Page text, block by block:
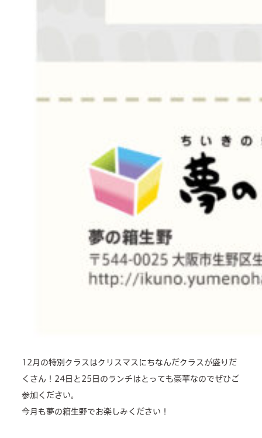
12月の特別クラスはクリスマスにちなんだクラスが盛りだ
くさん！24日と25日のランチはとっても豪華なのでぜひご
参加ください。
今月も夢の箱生野でお楽しみください！